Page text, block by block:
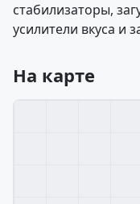
стабилизаторы,
усилители вкуса и
На карте